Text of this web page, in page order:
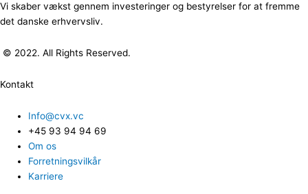
Vi skaber vækst gennem investeringer og bestyrelser for at fremme
det danske erhvervsliv.
© 2022. All Rights Reserved.
Kontakt
Info@cvx.vc
+45 93 94 94 69
Om os
Forretningsvilkår
Karriere